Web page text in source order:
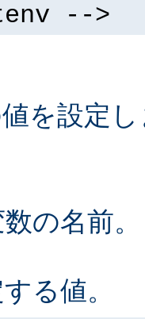
-->
を設定
の名前。
る値。